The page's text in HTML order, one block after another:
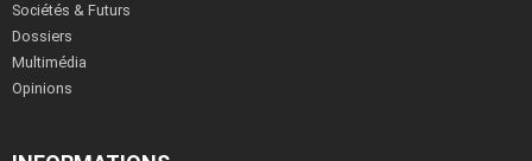
Sociétés & Futurs
Dossiers
Multimédia
Opinions